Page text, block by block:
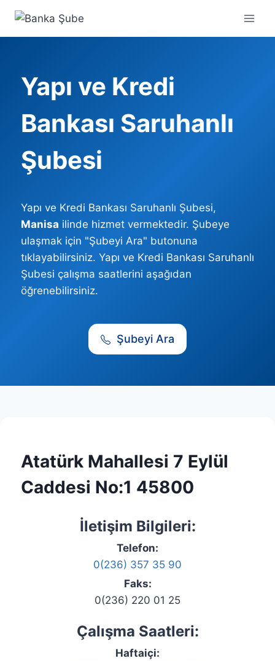
Skip
content
Yapı ve Kredi
Bankası Saruhanlı
Şubesi
Yapı ve Kredi Bankası Saruhanlı Şubesi,
Manisa ilinde hizmet vermektedir. Şubeye
ulaşmak için "Şubeyi Ara" butonuna
tıklayabilirsiniz. Yapı ve Kredi Bankası Saruhanlı
Şubesi çalışma saatlerini aşağıdan
öğrenebilirsiniz.
Şubeyi Ara
Atatürk Mahallesi 7 Eylül
Caddesi No:1 45800
İletişim Bilgileri:
Telefon:
0(236) 357 35 90
Faks:
0(236) 220 01 25
Çalışma Saatleri:
Haftaiçi: